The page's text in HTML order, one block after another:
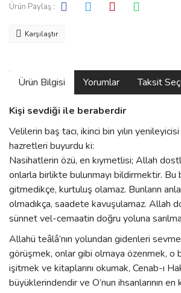
Ürün Paylaş :
Karşılaştır
Ürün Bilgisi Yorumlar Taksit
Kişi sevdiği ile beraberdir
Velilerin baş tacı, ikinci bin yılın yenileyicisi
hazretleri buyurdu ki:
Nasihatlerin özü, en kıymetlisi; Allah
onlarla birlikte bulunmayı bildirmektir. Bu
gitmedikçe, kurtuluş olamaz. Bunların
olmadıkça, saadete kavuşulamaz. Allah
sünnet vel-cemaatin doğru yoluna
Allahü teâlâ’nın yolundan gidenleri
görüşmek, onlar gibi olmaya özenmek, o
işitmek ve kitaplarını okumak, Cenab-ı
büyüklerindendir ve O’nun ihsanlarının